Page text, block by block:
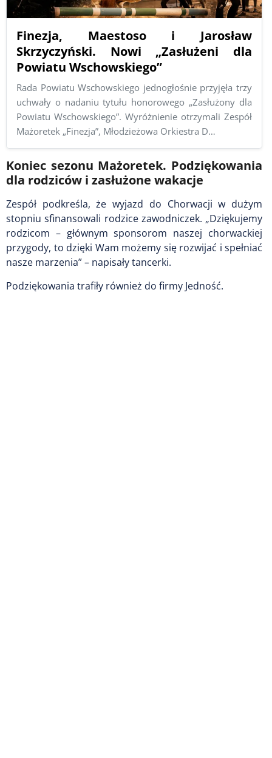
Finezja, Maestoso i Jarosław
Skrzyczyński. Nowi „Zasłużeni dla
Powiatu Wschowskiego”
Rada Powiatu Wschowskiego jednogłośnie przyjęła trzy
uchwały o nadaniu tytułu honorowego „Zasłużony dla
Powiatu Wschowskiego”. Wyróżnienie otrzymali Zespół
Mażoretek „Finezja”, Młodzieżowa Orkiestra D…
Koniec sezonu Mażoretek. Podziękowania
dla rodziców i zasłużone wakacje
Zespół podkreśla, że wyjazd do Chorwacji w dużym
stopniu sfinansowali rodzice zawodniczek. „Dziękujemy
rodzicom – głównym sponsorom naszej chorwackiej
przygody, to dzięki Wam możemy się rozwijać i spełniać
nasze marzenia” – napisały tancerki.
Podziękowania trafiły również do firmy Jedność.